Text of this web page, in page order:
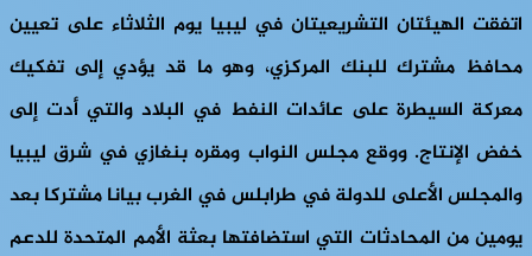
اتفقت الهيئتان التشريعيتان في ليبيا يوم الثلاثاء على تعيين
محافظ مشترك للبنك المركزي، وهو ما قد يؤدي إلى تفكيك
معركة السيطرة على عائدات النفط في البلاد والتي أدت إلى
خفض الإنتاج. ووقع مجلس النواب ومقره بنغازي في شرق ليبيا
والمجلس الأعلى للدولة في طرابلس في الغرب بيانا مشتركا بعد
يومين من المحادثات التي استضافتها بعثة الأمم المتحدة للدعم